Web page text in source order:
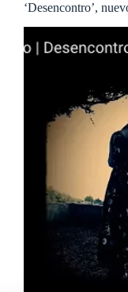
‘Desencontro’,